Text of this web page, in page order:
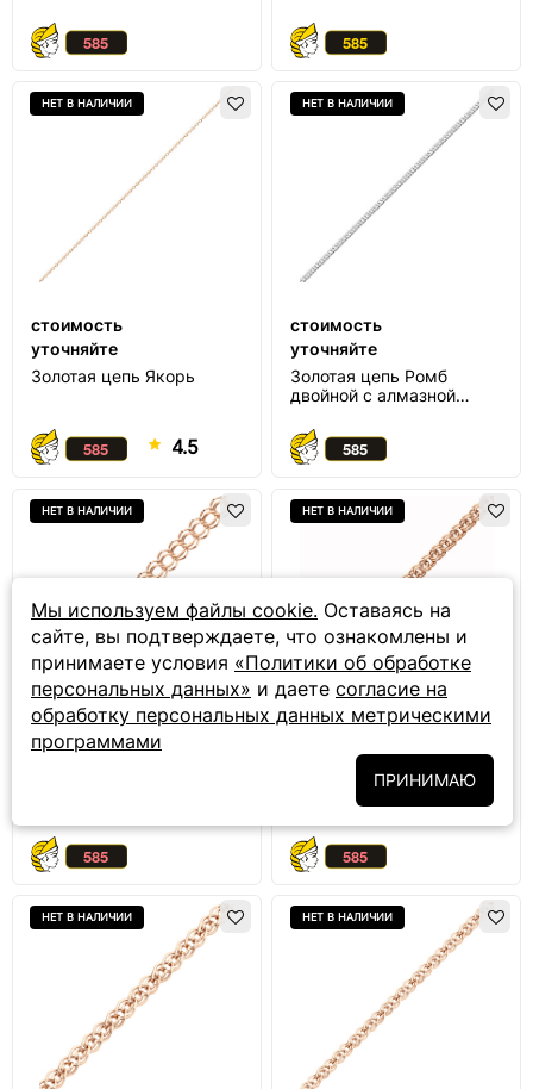
НЕТ В НАЛИЧИИ
стоимость
уточняйте
Золотая цепь Якорь
4.5
НЕТ В НАЛИЧИИ
стоимость
уточняйте
Золотая цепь Ромб
двойной с алмазной
НЕТ В НАЛИЧИИ
стоимость
уточняйте
НЕТ В НАЛИЧИИ
уточняйте
Золотая цепь Гарибальди
с алмазной огранкой
НЕТ В НАЛИЧИИ НЕТ В НАЛИЧИИ
Мы используем файлы cookie. Оставаясь на
сайте, вы подтверждаете, что ознакомлены и
принимаете условия «Политики об обработке
персональных данных» и даете согласие на
обработку персональных данных метрическими
программами
ПРИНИМАЮ